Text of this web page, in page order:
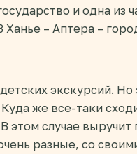
и одна из
Ханье – Аптера –
экскурсий. Но
Куда же все-таки
этом случае
разные, со